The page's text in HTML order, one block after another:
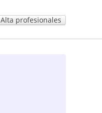
Alta profesionales